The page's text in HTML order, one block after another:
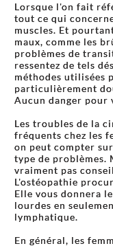
Lorsque l'on fait
tout ce qui
muscles. Et
maux, comme les
problèmes de
ressentez de tels
méthodes utilisées
particulièrement
Aucun danger pour
Les troubles de la
fréquents chez les
on peut compter
type de problèmes.
vraiment pas
L'ostéopathie
Elle vous donnera
lourdes en
lymphatique.
En général, les